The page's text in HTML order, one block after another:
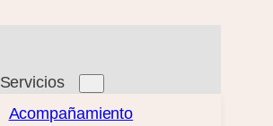
Servicios
Acompañamiento